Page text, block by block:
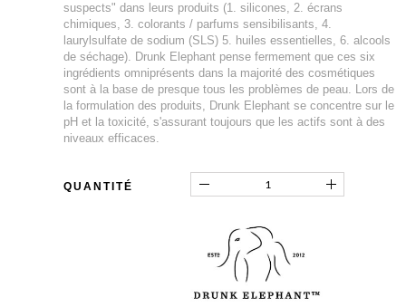
suspects" dans leurs produits (1. silicones, 2. écrans
chimiques, 3. colorants / parfums sensibilisants, 4.
laurylsulfate de sodium (SLS) 5. huiles essentielles, 6. alcools
de séchage). Drunk Elephant pense fermement que ces six
ingrédients omniprésents dans la majorité des cosmétiques
sont à la base de presque tous les problèmes de peau. Lors de
la formulation des produits, Drunk Elephant se concentre sur le
pH et la toxicité, s'assurant toujours que les actifs sont à des
niveaux efficaces.
QUANTITÉ